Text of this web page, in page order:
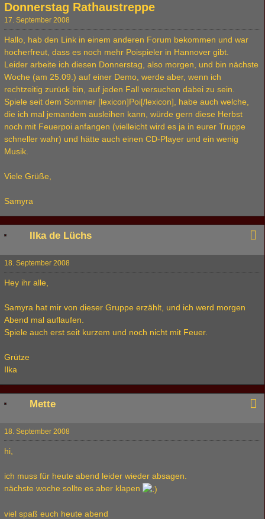
Donnerstag Rathaustreppe
17. September 2008
Hallo, hab den Link in einem anderen Forum bekommen und war
hocherfreut, dass es noch mehr Poispieler in Hannover gibt.
Leider arbeite ich diesen Donnerstag, also morgen, und bin nächste
Woche (am 25.09.) auf einer Demo, werde aber, wenn ich
rechtzeitig zurück bin, auf jeden Fall versuchen dabei zu sein.
Spiele seit dem Sommer [lexicon]Poi[/lexicon], habe auch welche,
die ich mal jemandem ausleihen kann, würde gern diese Herbst
noch mit Feuerpoi anfangen (vielleicht wird es ja in eurer Truppe
schneller wahr) und hätte auch einen CD-Player und ein wenig
Musik.
Viele Grüße,
Samyra
Ilka de Lüchs
18. September 2008
Hey ihr alle,
Samyra hat mir von dieser Gruppe erzählt, und ich werd morgen
Abend mal auflaufen.
Spiele auch erst seit kurzem und noch nicht mit Feuer.
Grütze
Ilka
Mette
18. September 2008
hi,
ich muss für heute abend leider wieder absagen.
nächste woche sollte es aber klapen
viel spaß euch heute abend